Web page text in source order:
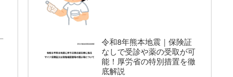
令和8年熊本地震｜保険証
なしで受診や薬の受取が可
能！厚労省の特別措置を徹
底解説